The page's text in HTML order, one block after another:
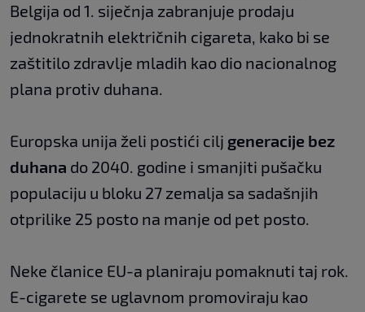
Belgija od 1. siječnja zabranjuje prodaju
jednokratnih električnih cigareta, kako bi se
zaštitilo zdravlje mladih kao dio nacionalnog
plana protiv duhana.
Europska unija želi postići cilj generacije bez
duhana do 2040. godine i smanjiti pušačku
populaciju u bloku 27 zemalja sa sadašnjih
otprilike 25 posto na manje od pet posto.
Neke članice EU-a planiraju pomaknuti taj rok.
E-cigarete se uglavnom promoviraju kao